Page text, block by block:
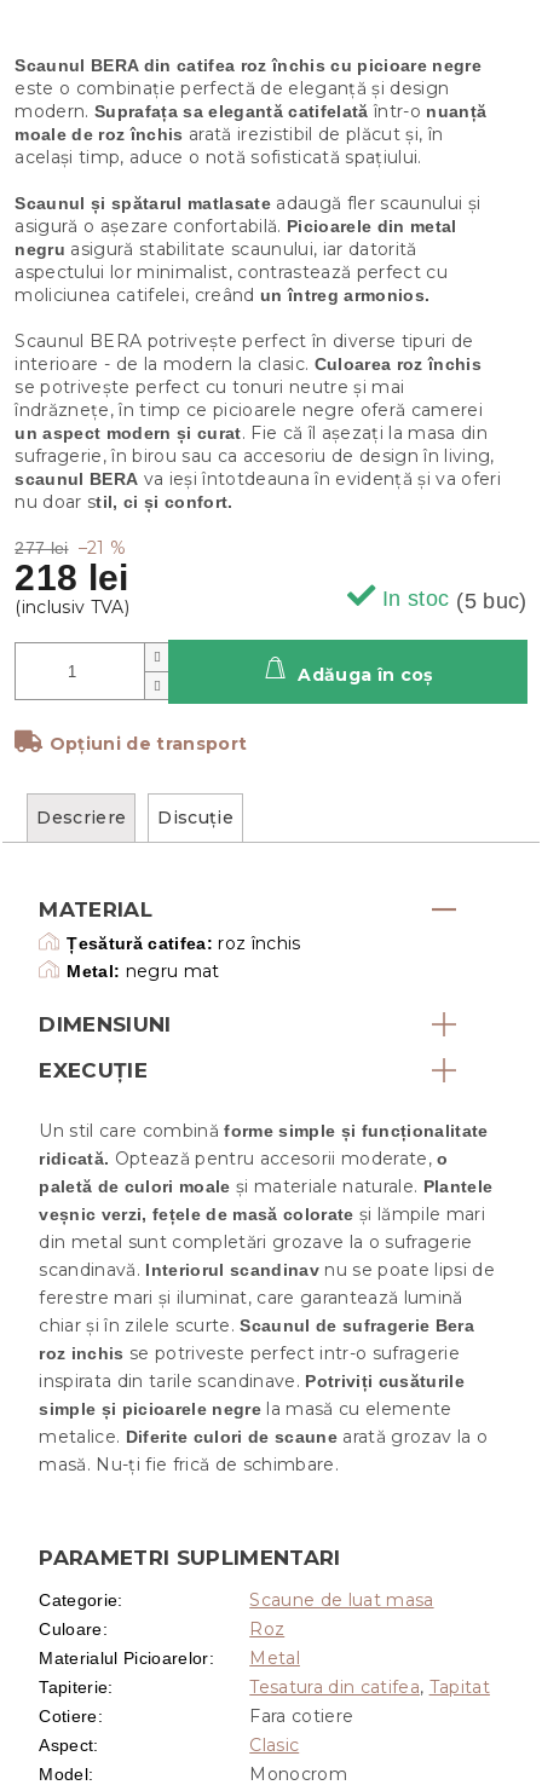
277 lei –21 %
218 lei
In stoc (5 buc)
Opțiuni de transport
Adăuga în coş
Scaunul BERA din catifea roz închis cu picioare negre
este o combinație perfectă de eleganță și design
modern. Suprafața sa elegantă catifelată într-o nuanță
moale de roz închis arată irezistibil de plăcut și, în
același timp, aduce o notă sofisticată spațiului.
Scaunul și spătarul matlasateadaugă fler scaunului și
asigură o așezare confortabilă. Picioarele din metal
negru asigură stabilitate scaunului, iar datorită
aspectului lor minimalist, contrastează perfect cu
moliciunea catifelei, creând un întreg armonios.
Scaunul BERA potrivește perfect în diverse tipuri de
interioare - de la modern la clasic. Culoarea roz închis
se potrivește perfect cu tonuri neutre și mai
îndrăznețe, în timp ce picioarele negre oferă camerei
un aspect modern și curat. Fie că îl așezați la masa din
sufragerie, în birou sau ca accesoriu de design în living,
scaunul BERA va ieși întotdeauna în evidență și va oferi
nu doar stil, ci și confort.
Descriere Discuţie
MATERIAL
Țesătură catifea: roz închis
Metal: negru mat
DIMENSIUNI
EXECUŢIE
Un stil care combinăforme simple și funcționalitate
ridicată. Optează pentru accesorii moderate,o
paletă de culori moale și materiale naturale. Plantele
veșnic verzi, fețele de masă colorate și lămpile mari
din metal sunt completări grozave la o sufragerie
scandinavă. Interiorul scandinavnu se poate lipsi de
ferestre mari și iluminat, care garantează lumină
chiar și în zilele scurte.Scaunul de sufragerie Bera
roz inchis se potriveste perfect intr-o sufragerie
inspirata din tarile scandinave. Potriviți cusăturile
simple și picioarele negrela masă cu elemente
metalice. Diferite culori de scaunearată grozav la o
masă. Nu-ți fie frică de schimbare.
PARAMETRI SUPLIMENTARI
Categorie: Scaune de luat masa
Culoare: Roz
Materialul Picioarelor: Metal
Tapiterie: Tesatura din catifea, Tapitat
Cotiere: Fara cotiere
Aspect: Clasic
Model: Monocrom